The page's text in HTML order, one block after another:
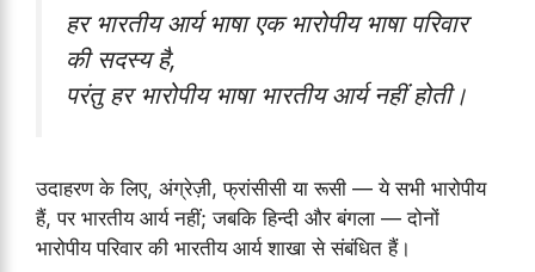
हर भारतीय आर्य भाषा एक भारोपीय भाषा परिवार
की सदस्य है,
परंतु हर भारोपीय भाषा भारतीय आर्य नहीं होती।
उदाहरण के लिए, अंग्रेज़ी, फ्रांसीसी या रूसी — ये सभी भारोपीय
हैं, पर भारतीय आर्य नहीं; जबकि हिन्दी और बंगला — दोनों
भारोपीय परिवार की भारतीय आर्य शाखा से संबंधित हैं।